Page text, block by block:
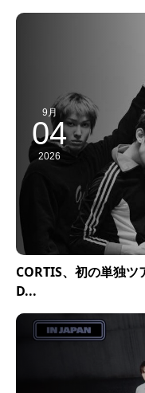
9月
04
2026
CORTIS、初の単独
D...